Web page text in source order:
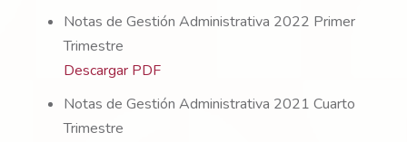
Notas de Gestión Administrativa 2022 Primer
Trimestre
Descargar PDF
Notas de Gestión Administrativa 2021 Cuarto
Trimestre